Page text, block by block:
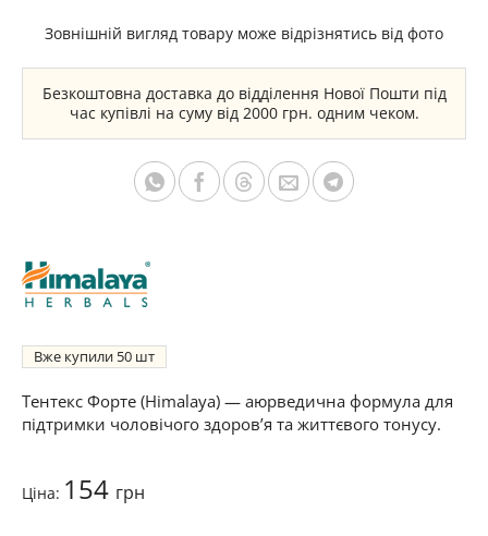
Зовнішній вигляд товару може відрізнятись від фото
Безкоштовна доставка до відділення Нової Пошти під
час купівлі на суму від 2000 грн. одним чеком.
Вже купили 50
Тентекс Форте (Himalaya) — аюрведична формула для
підтримки чоловічого здоров’я та життєвого тонусу.
Ціна: 154 грн